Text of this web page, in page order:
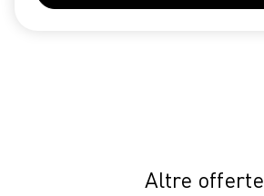
Altre offerte